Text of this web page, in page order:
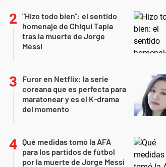
"Hizo todo bien": el sentido
homenaje de Chiqui Tapia
tras la muerte de Jorge
Messi
Furor en Netflix: la serie
coreana que es perfecta para
maratonear y es el K-drama
del momento
Qué medidas tomó la AFA
para los partidos de fútbol
por la muerte de Jorge Messi